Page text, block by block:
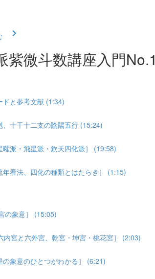
紫微斗数講座入門No.1
ドと参考文献 (1:34)
十干十二支の陰陽五行 (15:24)
派・飛星派・欽天四化派］ (19:58)
看法、四化の種類とはたらき］ (1:15)
の象意］ (15:05)
内宮と六外宮、乾宮・坤宮・桃花宮］ (2:03)
の象意のひとつがわかる］ (6:21)